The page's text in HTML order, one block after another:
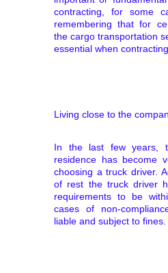
contracting, for some
remembering that for
the cargo transportation
essential when contracting.
Living close to the
In the last few years,
residence has become
choosing a truck driver.
of rest the truck driver
requirements to be
cases of non-
liable and subject to fines.